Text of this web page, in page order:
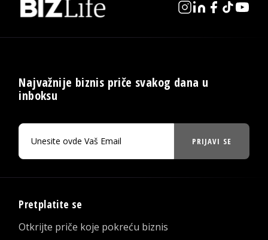
Najvažnije biznis priče svakog dana u
inboksu
PRIJAVI SE
Pretplatite se
Otkrijte priče koje pokreću biznis